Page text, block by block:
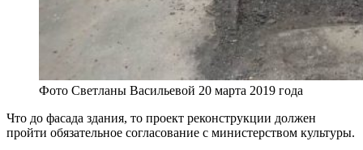
Фото Светланы Васильевой 20 марта 2019 года
Что до фасада здания, то проект реконструкции должен
пройти обязательное согласование с министерством культуры.